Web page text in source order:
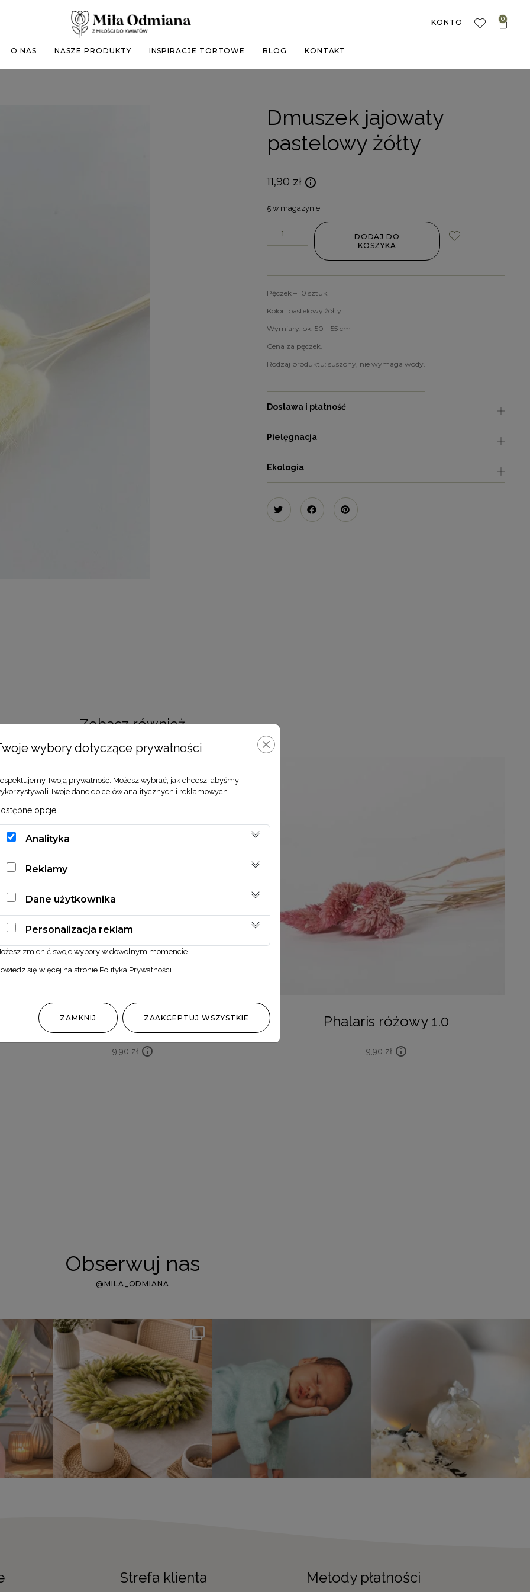
O NAS NASZE PRODUKTY INSPIRACJE TORTOWE BLOG KONTAKT
KONTO 0
Dmuszek jajowaty
pastelowy żółty
11,90 zł
5 w magazynie
DODAJ DO
KOSZYKA
Pęczek – 10 sztuk.
Kolor: pastelowy żółty
Wymiary: ok. 50 – 55 cm
Cena za pęczek.
Rodzaj produktu: suszony, nie wymaga wody.
Dostawa i płatność
Pielęgnacja
Ekologia
Zobacz również
Phalaris błękitny
9,90 zł
Phalaris różowy 1.0
9,90 zł
Obserwuj nas
@MILA_ODMIANA
Strefa klienta Metody płatności
wybory dotyczące prywatności
Twoją prywatność. Możesz wybrać, jak chcesz, abyśmy
Twoje dane do celów analitycznych i reklamowych.
opcje:
Analityka
Reklamy
Dane użytkownika
Personalizacja reklam
zmienić swoje wybory w dowolnym momencie.
się więcej na stronie Polityka Prywatności.
ZAMKNIJ ZAAKCEPTUJ WSZYSTKIE